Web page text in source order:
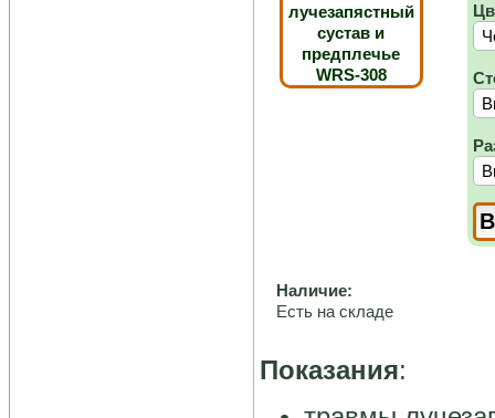
Наличие:
Есть на складе
Показания: